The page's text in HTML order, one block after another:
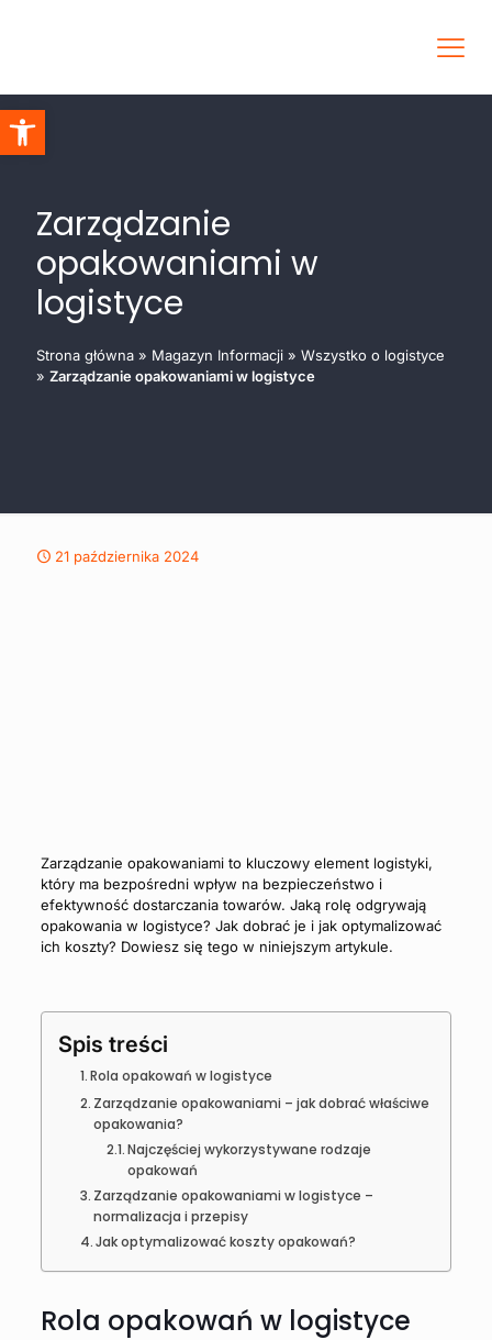
Otwórz pasek narzędzi
Zarządzanie
opakowaniami w
logistyce
Strona główna » Magazyn Informacji » Wszystko o logistyce
» Zarządzanie opakowaniami w logistyce
21 października 2024
Zarządzanie opakowaniami to kluczowy element logistyki,
który ma bezpośredni wpływ na bezpieczeństwo i
efektywność dostarczania towarów. Jaką rolę odgrywają
opakowania w logistyce? Jak dobrać je i jak optymalizować
ich koszty? Dowiesz się tego w niniejszym artykule.
Spis treści
Rola opakowań w logistyce
Zarządzanie opakowaniami – jak dobrać właściwe
opakowania?
Najczęściej wykorzystywane rodzaje
opakowań
Zarządzanie opakowaniami w logistyce –
normalizacja i przepisy
Jak optymalizować koszty opakowań?
Rola opakowań w logistyce